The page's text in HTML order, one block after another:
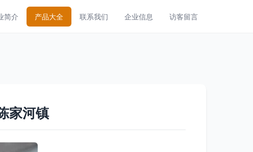
简介 产品大全 联系我们 企业信息 访客留言
家河镇